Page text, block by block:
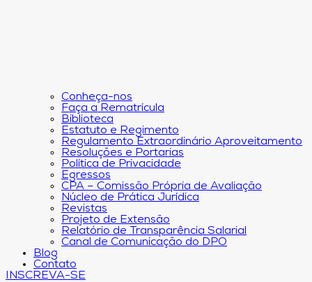
Conheça-nos
Faça a Rematrícula
Biblioteca
Estatuto e Regimento
Regulamento Extraordinário Aproveitamento
Resoluções e Portarias
Política de Privacidade
Egressos
CPA – Comissão Própria de Avaliação
Núcleo de Prática Jurídica
Revistas
Projeto de Extensão
Relatório de Transparência Salarial
Canal de Comunicação do DPO
Blog
Contato
INSCREVA-SE